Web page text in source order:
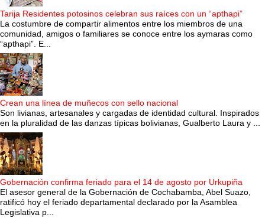
Tarija Residentes potosinos celebran sus raíces con un “apthapi”
La costumbre de compartir alimentos entre los miembros de una
comunidad, amigos o familiares se conoce entre los aymaras como
“apthapi”. E...
Crean una línea de muñecos con sello nacional
Son livianas, artesanales y cargadas de identidad cultural. Inspirados
en la pluralidad de las danzas típicas bolivianas, Gualberto Laura y ...
Gobernación confirma feriado para el 14 de agosto por Urkupiña
El asesor general de la Gobernación de Cochabamba, Abel Suazo,
ratificó hoy el feriado departamental declarado por la Asamblea
Legislativa p...